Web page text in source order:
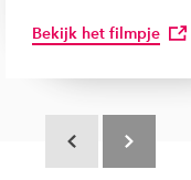
Bekijk het filmpje